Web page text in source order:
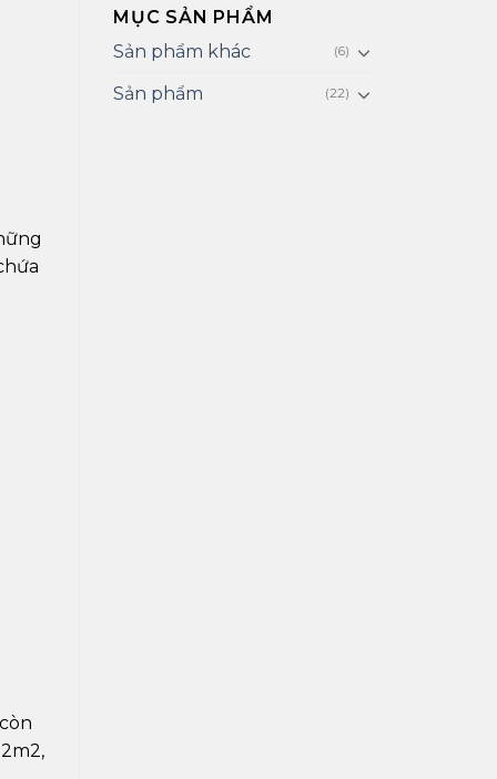
MỤC SẢN PHẨM
Sản phẩm khác
(6)
Sản phẩm (22)